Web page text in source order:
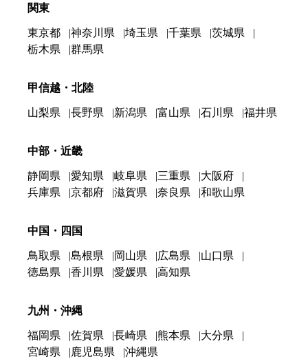
関東
東京都 神奈川県 埼玉県 千葉県
茨城県
栃木県
群馬県
甲信越・北陸
山梨県 長野県 新潟県 富山県 石川県 福井県
中部・近畿
静岡県 愛知県 岐阜県 三重県
大阪府
兵庫県
京都府 滋賀県 奈良県 和歌山県
中国・四国
鳥取県 島根県 岡山県 広島県
山口県
徳島県
香川県 愛媛県 高知県
九州・沖縄
福岡県 佐賀県 長崎県 熊本県
大分県
宮崎県
鹿児島県 沖縄県